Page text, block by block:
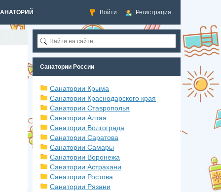
Войти Регистрация
Санатории России
Санатории Крыма
Санатории Краснодарского края
Санатории Ставрополья
Санатории Алтая
Санатории Волгограда
Санатории Саратова
Санатории Самары
Санатории Воронежа
Санатории Астрахани
Санатории Ростова
Санатории Рязани